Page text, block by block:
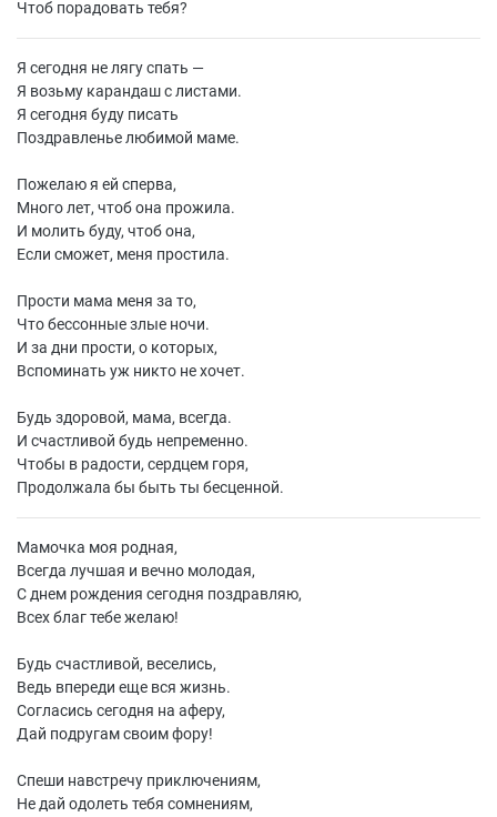
Чтоб порадовать тебя?
Я сегодня не лягу спать —
Я возьму карандаш с листами.
Я сегодня буду писать
Поздравленье любимой маме.
Пожелаю я ей сперва,
Много лет, чтоб она прожила.
И молить буду, чтоб она,
Если сможет, меня простила.
Прости мама меня за то,
Что бессонные злые ночи.
И за дни прости, о которых,
Вспоминать уж никто не хочет.
Будь здоровой, мама, всегда.
И счастливой будь непременно.
Чтобы в радости, сердцем горя,
Продолжала бы быть ты бесценной.
Мамочка моя родная,
Всегда лучшая и вечно молодая,
С днем рождения сегодня поздравляю,
Всех благ тебе желаю!
Будь счастливой, веселись,
Ведь впереди еще вся жизнь.
Согласись сегодня на аферу,
Дай подругам своим фору!
Спеши навстречу приключениям,
Не дай одолеть тебя сомнениям,